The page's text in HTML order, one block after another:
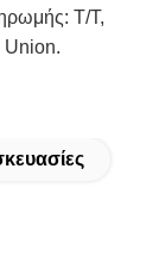
T/T,
Union.